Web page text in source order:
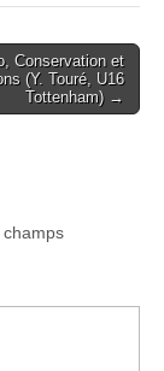
Conservation et
(Y. Touré, U16
Tottenham) →
champs